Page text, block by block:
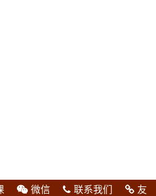
微信 联系我们
友